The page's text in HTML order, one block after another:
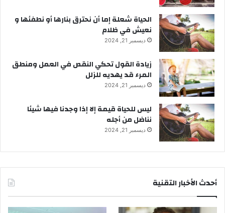
الحياة شعلة إما أن نحترق بنارها أو نطفئها و
نعيش في ظلام
ديسمبر 21, 2024
زيادة القول تحكي النقص في العمل ومنطق
المرء قد يهديه للزلل
ديسمبر 21, 2024
ليس للحياة قيمة إلا إذا وجدنا فيها شيئا
نناضل من أجله
ديسمبر 21, 2024
أحدث الأخبار التقنية